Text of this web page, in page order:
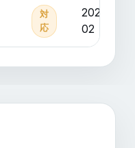
対
応
2025-
02